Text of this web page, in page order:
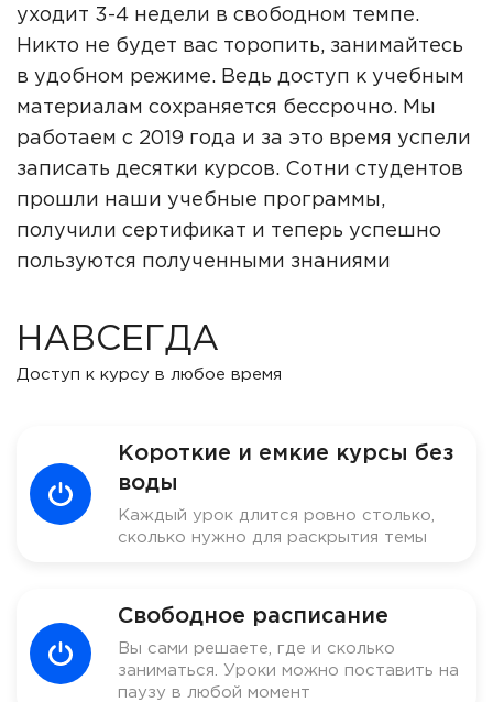
уходит 3-4 недели в свободном темпе.
Никто не будет вас торопить, занимайтесь
в удобном режиме. Ведь доступ к учебным
материалам сохраняется бессрочно. Мы
работаем с 2019 года и за это время успели
записать десятки курсов. Сотни студентов
прошли наши учебные программы,
получили сертификат и теперь успешно
пользуются полученными знаниями
НАВСЕГДА
Доступ к курсу в любое время
Короткие и емкие курсы без
воды
Каждый урок длится ровно столько,
сколько нужно для раскрытия темы
Свободное расписание
Вы сами решаете, где и сколько
заниматься. Уроки можно поставить на
паузу в любой момент